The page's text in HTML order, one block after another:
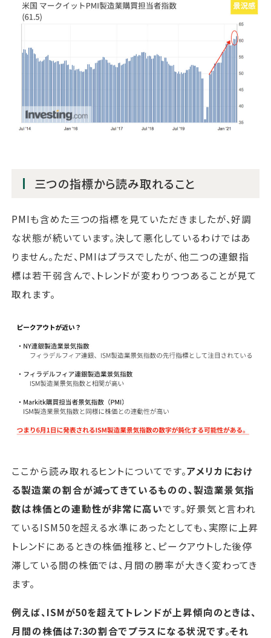
三つの指標から読み取れること
PMIも含めた三つの指標を見ていただきましたが、好調
な状態が続いています。決して悪化しているわけではあ
りません。ただ、PMIはプラスでしたが、他二つの連銀指
標は若干弱含んで、トレンドが変わりつつあることが見て
取れます。
ここから読み取れるヒントについてです。アメリカにおけ
る製造業の割合が減ってきているものの、製造業景気指
数は株価との連動性が非常に高いです。好景気と言われ
ているISM50を超える水準にあったとしても、実際に上昇
トレンドにあるときの株価推移と、ピークアウトした後停
滞している間の株価では、月間の勝率が大きく変わってき
ます。
例えば、ISMが50を超えてトレンドが上昇傾向のときは、
月間の株価は7:3の割合でプラスになる状況です。それ